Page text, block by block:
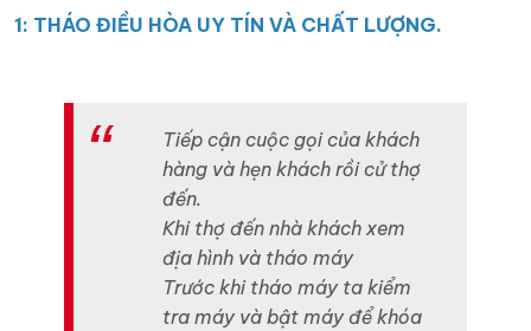
1: THÁO ĐIỀU HÒA UY TÍN VÀ CHẤT LƯỢNG.
Tiếp cận cuộc gọi của khách
hàng và hẹn khách rồi cử thợ
đến.
Khi thợ đến nhà khách xem
địa hình và tháo máy
Trước khi tháo máy ta kiểm
tra máy và bật máy để khóa